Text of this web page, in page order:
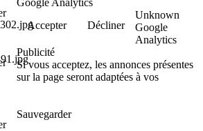
Accepter
Décliner
Unknown
Google
Analytics
Publicité
Si vous acceptez, les annonces présentes
sur la page seront adaptées à vos
Sauvegarder